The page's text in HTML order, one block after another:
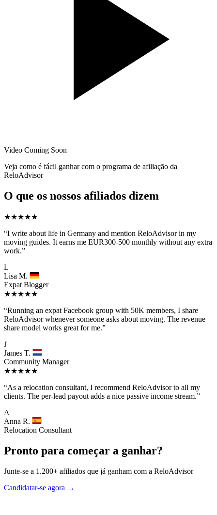
Video Coming Soon
Veja como é fácil ganhar com o programa de afiliação da
ReloAdvisor
O que os nossos afiliados dizem
★★★★★
“I write about life in Germany and mention ReloAdvisor in my
moving guides. It earns me EUR300-500 monthly without any extra
work.”
L
Lisa M.
Expat Blogger
★★★★★
“Running an expat Facebook group with 50K members, I share
ReloAdvisor whenever someone asks about moving. The revenue
share model works great for me.”
J
James T.
Community Manager
★★★★★
“As a relocation consultant, I recommend ReloAdvisor to all my
clients. The per-lead payout adds a nice passive income stream.”
A
Anna R.
Relocation Consultant
Pronto para começar a ganhar?
Junte-se a 1.200+ afiliados que já ganham com a ReloAdvisor
Candidatar-se agora →